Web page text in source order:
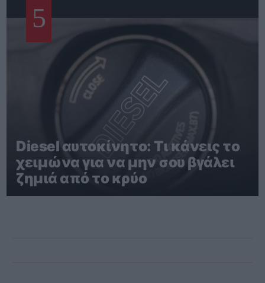
5
Diesel αυτοκίνητο: Τι κάνεις το
χειμώνα για να μην σου βγάλει
ζημιά από το κρύο